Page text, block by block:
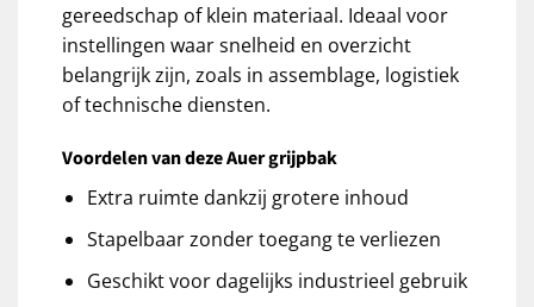
gereedschap of klein materiaal. Ideaal voor
instellingen waar snelheid en overzicht
belangrijk zijn, zoals in assemblage, logistiek
of technische diensten.
Voordelen van deze Auer grijpbak
Extra ruimte dankzij grotere inhoud
Stapelbaar zonder toegang te verliezen
Geschikt voor dagelijks industrieel gebruik